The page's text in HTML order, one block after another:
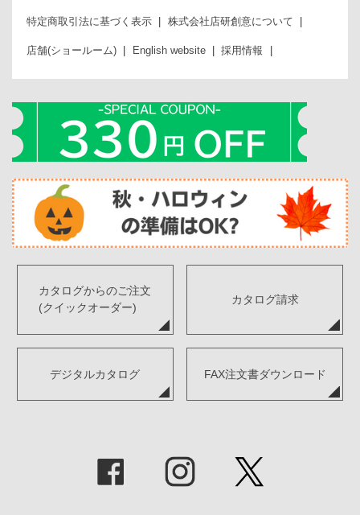
特定商取引法に基づく表示 株式会社店研創意について
店舗(ショールーム) English website 採用情報
カタログからのご注文
(クイックオーダー)
カタログ請求
デジタルカタログ FAX注文書ダウンロード